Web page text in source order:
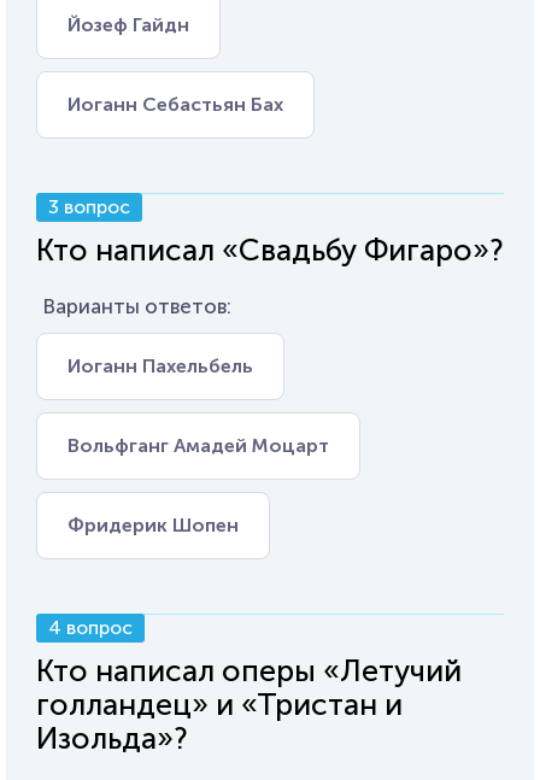
Йозеф Гайдн
Иоганн Себастьян Бах
3 вопрос
Кто написал «Свадьбу Фигаро»?
Варианты ответов:
Иоганн Пахельбель
Вольфганг Амадей Моцарт
Фридерик Шопен
4 вопрос
Кто написал оперы «Летучий
голландец» и «Тристан и
Изольда»?